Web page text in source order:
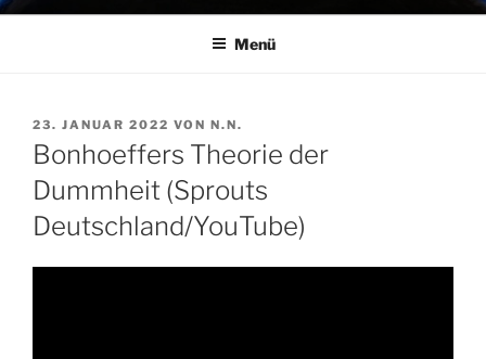
Menü
VERÖFFENTLICHT
AM
23. JANUAR 2022 VON N.N.
Bonhoeffers Theorie der
Dummheit (Sprouts
Deutschland/YouTube)